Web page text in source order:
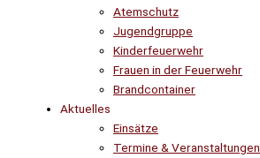
Atemschutz
Jugendgruppe
Kinderfeuerwehr
Frauen in der Feuerwehr
Brandcontainer
Aktuelles
Einsätze
Termine & Veranstaltungen